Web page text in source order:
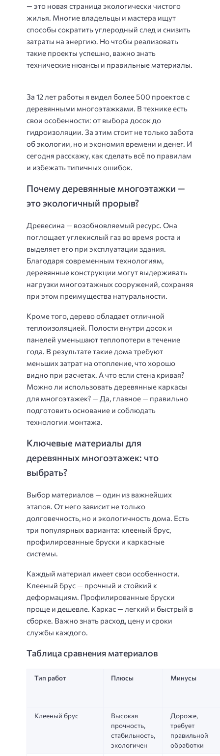
— это новая страница экологически чистого
жилья. Многие владельцы и мастера ищут
способы сократить углеродный след и снизить
затраты на энергию. Но чтобы реализовать
такие проекты успешно, важно знать
технические нюансы и правильные материалы.
За 12 лет работы я видел более 500 проектов с
деревянными многоэтажками. В технике есть
свои особенности: от выбора досок до
гидроизоляции. За этим стоит не только забота
об экологии, но и экономия времени и денег. И
сегодня расскажу, как сделать всё по правилам
и избежать типичных ошибок.
Почему деревянные многоэтажки —
это экологичный прорыв?
Древесина — возобновляемый ресурс. Она
поглощает углекислый газ во время роста и
выделяет его при эксплуатации здания.
Благодаря современным технологиям,
деревянные конструкции могут выдерживать
нагрузки многоэтажных сооружений, сохраняя
при этом преимущества натуральности.
Кроме того, дерево обладает отличной
теплоизоляцией. Полости внутри досок и
панелей уменьшают теплопотери в течение
года. В результате такие дома требуют
меньших затрат на отопление, что хорошо
видно при расчетах. А что если стена кривая?
Можно ли использовать деревянные каркасы
для многоэтажек? — Да, главное — правильно
подготовить основание и соблюдать
технологии монтажа.
Ключевые материалы для
деревянных многоэтажек: что
выбрать?
Выбор материалов — один из важнейших
этапов. От него зависит не только
долговечность, но и экологичность дома. Есть
три популярных варианта: клееный брус,
профилированные бруски и каркасные
системы.
Каждый материал имеет свои особенности.
Клееный брус — прочный и стойкий к
деформациям. Профилированные бруски
проще и дешевле. Каркас — легкий и быстрый в
сборке. Важно знать расход, цену и сроки
службы каждого.
Таблица сравнения материалов
Тип работ Плюсы Минусы
Клееный брус
Высокая
прочность,
стабильность,
экологичен
Дороже,
требует
правильной
обработки